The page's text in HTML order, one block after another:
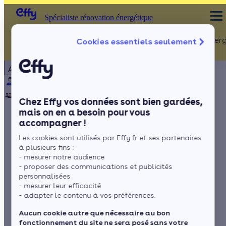
Cookies essentiels seulement
Chez Effy vos données sont bien gardées,
mais on en a besoin pour vous
accompagner !
Les cookies sont utilisés par Effy.fr et ses partenaires
à plusieurs fins :
- mesurer notre audience
- proposer des communications et publicités
personnalisées
- mesurer leur efficacité
- adapter le contenu à vos préférences.
Aucun cookie autre que nécessaire au bon
fonctionnement du site ne sera posé sans votre
À propos
Notre équipe
Rejoignez-nous Presse
Spécialiste rénovation énergétique Rénovation
Murs
Sols
Spécialiste rénovation énergétique
Comment repérer et
remédier au problème
de remontée
capillaire ?